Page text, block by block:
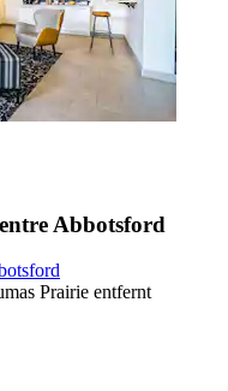
Abbotsford
Prairie entfernt